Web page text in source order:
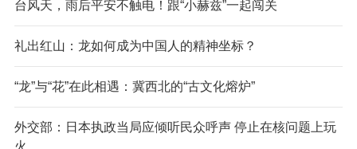
台风天，雨后平安不触电！跟“小赫兹”一起闯关
礼出红山：龙如何成为中国人的精神坐标？
“龙”与“花”在此相遇：冀西北的“古文化熔炉”
外交部：日本执政当局应倾听民众呼声 停止在核问题上玩
火